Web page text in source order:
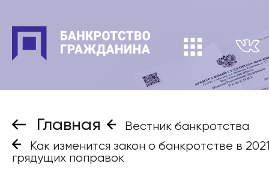
Главная
Вестник банкротства
Как изменится закон о банкротстве в
грядущих поправок